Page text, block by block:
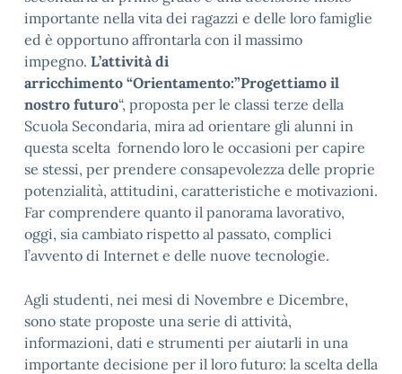
importante nella vita dei ragazzi e delle loro famiglie
ed è opportuno affrontarla con il massimo
impegno. L’attività di
arricchimento “Orientamento:”Progettiamo il
nostro futuro“, proposta per le classi terze della
Scuola Secondaria, mira ad orientare gli alunni in
questa scelta fornendo loro le occasioni per capire
se stessi, per prendere consapevolezza delle proprie
potenzialità, attitudini, caratteristiche e motivazioni.
Far comprendere quanto il panorama lavorativo,
oggi, sia cambiato rispetto al passato, complici
l’avvento di Internet e delle nuove tecnologie.
Agli studenti, nei mesi di Novembre e Dicembre,
sono state proposte una serie di attività,
informazioni, dati e strumenti per aiutarli in una
importante decisione per il loro futuro: la scelta della